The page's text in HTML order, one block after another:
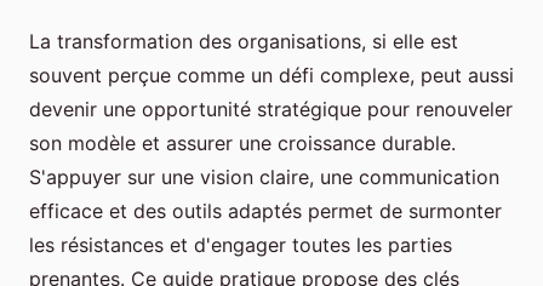
La transformation des organisations, si elle est
souvent perçue comme un défi complexe, peut aussi
devenir une opportunité stratégique pour renouveler
son modèle et assurer une croissance durable.
S'appuyer sur une vision claire, une communication
efficace et des outils adaptés permet de surmonter
les résistances et d'engager toutes les parties
prenantes. Ce guide pratique propose des clés